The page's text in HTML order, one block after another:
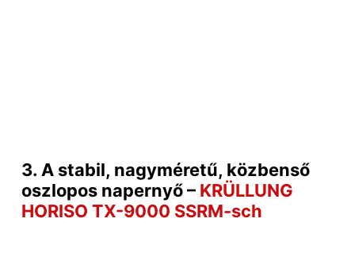
3. A stabil, nagyméretű, közbenső
oszlopos napernyő – KRÜLLUNG
HORISO TX-9000 SSRM-sch